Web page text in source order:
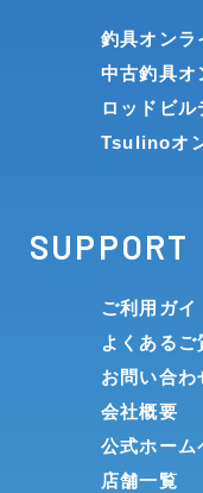
釣具オンラ
中古釣具オ
ロッドビ
Tsulinoオ
SUPPORT
ご利用ガイ
よくあるご
お問い合わ
会社概要
公式ホーム
店舗一覧